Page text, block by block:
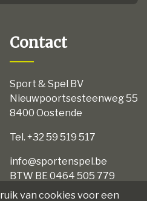
Contact
Sport & Spel BV
Nieuwpoortsesteenweg 55
8400 Oostende
Tel. +32 59 519 517
info@sportenspel.be
BTW BE 0464 505 779
van cookies voor een